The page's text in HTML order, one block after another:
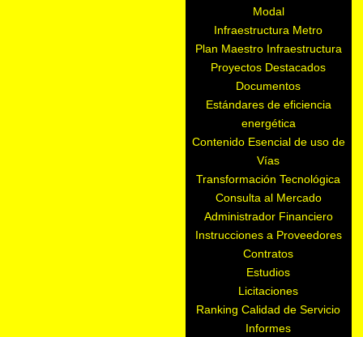
Modal
Infraestructura Metro
Plan Maestro Infraestructura
Proyectos Destacados
Documentos
Estándares de eficiencia
energética
Contenido Esencial de uso de
Vías
Transformación Tecnológica
Consulta al Mercado
Administrador Financiero
Instrucciones a Proveedores
Contratos
Estudios
Licitaciones
Ranking Calidad de Servicio
Informes